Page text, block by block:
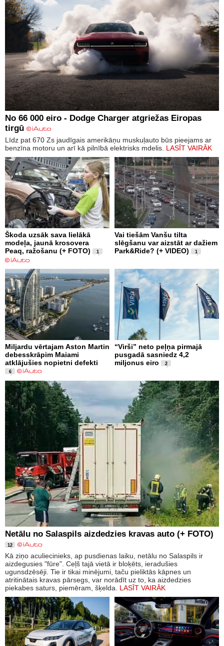
No 66 000 eiro - Dodge Charger atgriežas Eiropas
tirgū
Līdz pat 670 Zs jaudīgais amerikāņu muskuļauto būs pieejams ar
benzīna motoru un arī kā pilnībā elektrisks mdelis. LASĪT VAIRĀK
Škoda uzsāk sava lielākā
modeļa, jaunā krosovera
Peaq, ražošanu (+ FOTO)
1
Vai tiešām Vanšu tilta
slēgšanu var aizstāt ar dažiem
Park&Ride? (+ VIDEO)
1
Miljardu vērtajam Aston Martin
debesskrāpim Maiami
atklājušies nopietni defekti
6
“Virši” neto peļņa pirmajā
pusgadā sasniedz 4,2
miljonus eiro
2
Netālu no Salaspils aizdedzies kravas auto (+ FOTO)
12
Kā ziņo aculiecinieks, ap pusdienas laiku, netālu no Salaspils ir
aizdegusies "fūre". Ceļš tajā vietā ir bloķēts, ieradušies
ugunsdzēsēji. Tie ir tikai minējumi, taču pieliktās kāpnes un
atritinātais kravas pārsegs, var norādīt uz to, ka aizdedzies
piekabes saturs, piemēram, šķelda. LASĪT VAIRĀK